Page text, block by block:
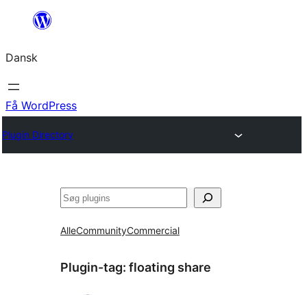
Spring
indhold
Dansk
Få WordPress
Plugin Directory
Søg
AlleCommunityCommercial
Plugin-tag: floating share